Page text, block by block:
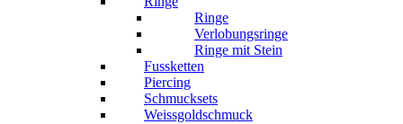
Ringe
Verlobungsringe
Ringe mit Stein
Fussketten
Piercing
Schmucksets
Weissgoldschmuck